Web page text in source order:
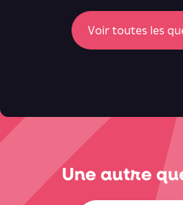
Voir toutes les
Une autre